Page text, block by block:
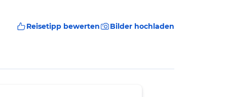
Reisetipp bewerten Bilder hochladen